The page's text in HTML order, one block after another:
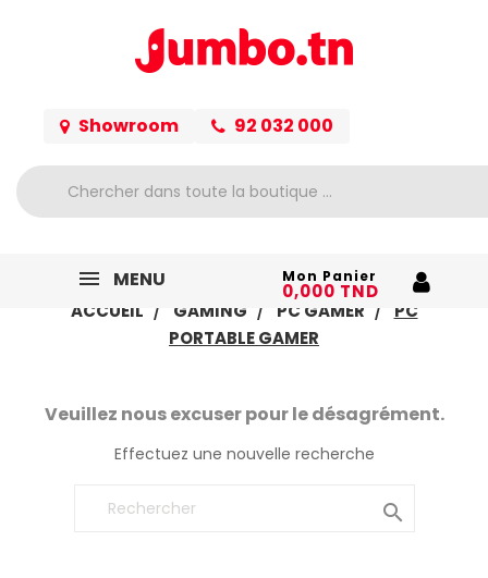
Showroom 92 032 000
MENU Mon Panier
0,000 TND
ACCUEIL
GAMING PC GAMER
PC
PORTABLE GAMER
Veuillez nous excuser pour le désagrément.
Effectuez une nouvelle recherche
